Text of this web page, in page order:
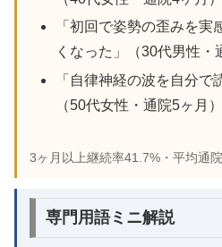
「初回で姿勢の歪みを
くなった」（30代男性・
「自律神経の波を自分で
（50代女性・通院5ヶ月）
3ヶ月以上継続率41.7%・平均通
専門用語ミニ解説